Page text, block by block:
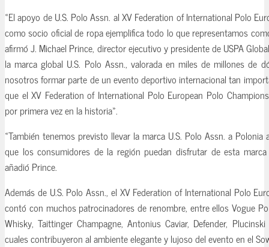
«El apoyo de U.S. Polo Assn. al XV Federation of International Polo
como socio oficial de ropa ejemplifica todo lo que representamos
afirmó J. Michael Prince, director ejecutivo y presidente de USPA
la marca global U.S. Polo Assn., valorada en miles de millones de
nosotros formar parte de un evento deportivo internacional tan
que el XV Federation of International Polo European Polo
por primera vez en la historia».
«También tenemos previsto llevar la marca U.S. Polo Assn. a
que los consumidores de la región puedan disfrutar de esta
añadió Prince.
Además de U.S. Polo Assn., el XV Federation of International Polo
contó con muchos patrocinadores de renombre, entre ellos Vogue
Whisky, Taittinger Champagne, Antonius Caviar, Defender,
cuales contribuyeron al ambiente elegante y lujoso del evento en el